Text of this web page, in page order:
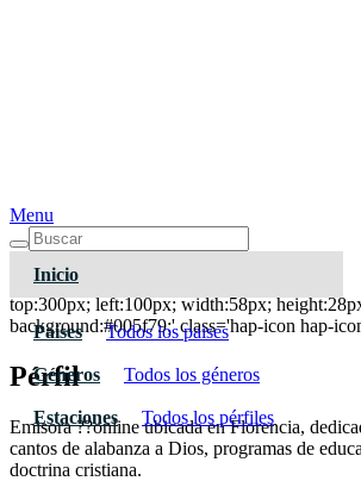
Menu
Inicio
Paises Todos los paises
Géneros Todos los géneros
Estaciones Todos los pérfiles
CNV Radio - Florencia
top:300px; left:100px; width:58px;
background:#005f79;' class='hap-icon hap-
Pérfil
Emisora ??online ubicada en Florencia,
cantos de alabanza a Dios, programas de
doctrina cristiana.